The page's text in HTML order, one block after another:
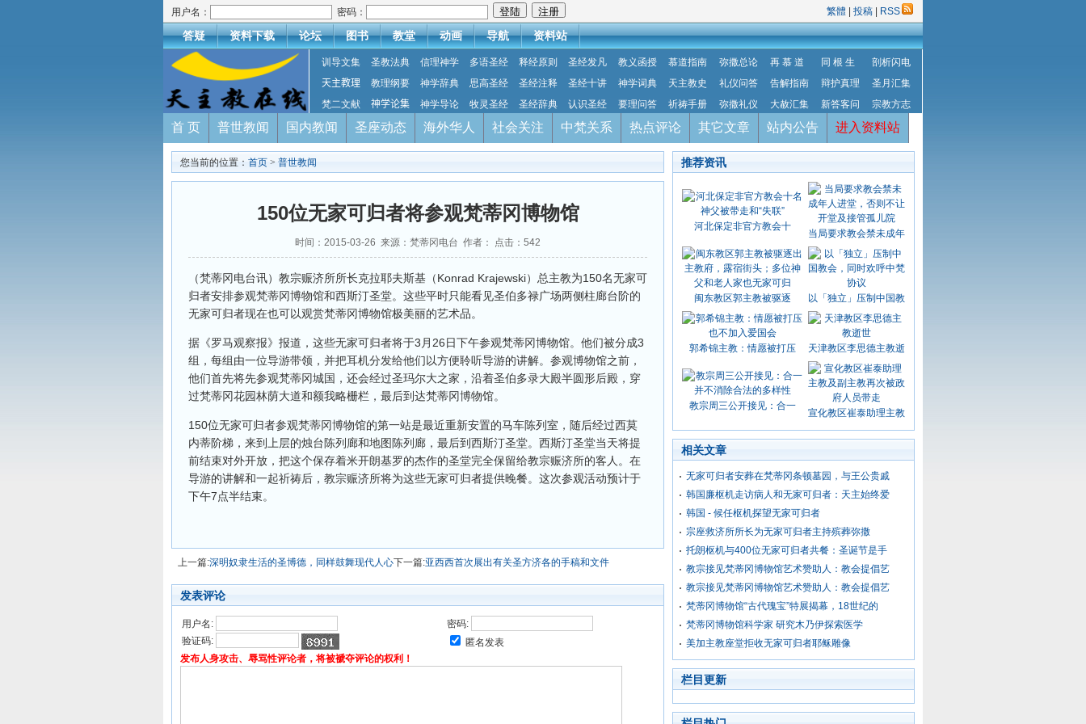
用户名： 密码： 繁體 投稿 RSS
答疑 资料下载 论坛 图书 教堂 动画 导航 资料站
训导文集 圣教法典 信理神学 多语圣经 释经原则 圣经发凡 教义函授 慕道指南 弥撒总论 再 慕 道 同 根 生
剖析闪电
天主教理
教理纲要 神学辞典 思高圣经 圣经注释 圣经十讲 神学词典 天主教史 礼仪问答 告解指南 辩护真理
圣月汇集
梵二文献
神学论集 神学导论 牧灵圣经 圣经辞典 认识圣经 要理问答 祈祷手册 弥撒礼仪 大赦汇集 新答客问 宗教方志
首 页 普世教闻 国内教闻 圣座动态 海外华人 社会关注 中梵关系 热点评论 其它文章 站内公告 进入资料站
您当前的位置： 首页 > 普世教闻
150位无家可归者将参观梵蒂冈博物馆
时间：2015-03-26 来源：梵蒂冈电台 作者： 点击： 542
（梵蒂冈电台讯）教宗赈济所所长克拉耶夫斯基（Konrad Krajewski）总主教为150名无家可
归者安排参观梵蒂冈博物馆和西斯汀圣堂。这些平时只能看见圣伯多禄广场两侧柱廊台阶的
无家可归者现在也可以观赏梵蒂冈博物馆极美丽的艺术品。
据《罗马观察报》报道，这些无家可归者将于3月26日下午参观梵蒂冈博物馆。他们被分成3
组，每组由一位导游带领，并把耳机分发给他们以方便聆听导游的讲解。参观博物馆之前，
他们首先将先参观梵蒂冈城国，还会经过圣玛尔大之家，沿着圣伯多录大殿半圆形后殿，穿
过梵蒂冈花园林荫大道和额我略栅栏，最后到达梵蒂冈博物馆。
150位无家可归者参观梵蒂冈博物馆的第一站是最近重新安置的马车陈列室，随后经过西莫
内蒂阶梯，来到上层的烛台陈列廊和地图陈列廊，最后到西斯汀圣堂。西斯汀圣堂当天将提
前结束对外开放，把这个保存着米开朗基罗的杰作的圣堂完全保留给教宗赈济所的客人。在
导游的讲解和一起祈祷后，教宗赈济所将为这些无家可归者提供晚餐。这次参观活动预计于
下午7点半结束。
上一篇:深明奴隶生活的圣博德，同样鼓舞现代人心下一篇:亚西西首次展出有关圣方济各的手稿和文件
发表评论
用户名:
密码:
验证码:
匿名发表
发布人身攻击、辱骂性评论者，将被褫夺评论的权利！
推荐资讯
河北保定非官方教会十
当局要求教会禁未成年
闽东教区郭主教被驱逐 以「独立」压制中国教
郭希锦主教：情愿被打压 天津教区李思德主教逝
教宗周三公开接见：合一
宣化教区崔泰助理主教
相关文章
无家可归者安葬在梵蒂冈条顿墓园，与王公贵戚
韩国廉枢机走访病人和无家可归者：天主始终爱
韩国 - 候任枢机探望无家可归者
宗座救济所所长为无家可归者主持殡葬弥撒
托朗枢机与400位无家可归者共餐：圣诞节是手
教宗接见梵蒂冈博物馆艺术赞助人：教会提倡艺
教宗接见梵蒂冈博物馆艺术赞助人：教会提倡艺
梵蒂冈博物馆“古代瑰宝”特展揭幕，18世纪的
梵蒂冈博物馆科学家 研究木乃伊探索医学
美加主教座堂拒收无家可归者耶稣雕像
栏目更新